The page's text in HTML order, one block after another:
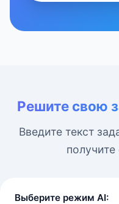
Решите свою
Введите текст
получите
Выберите режим AI: